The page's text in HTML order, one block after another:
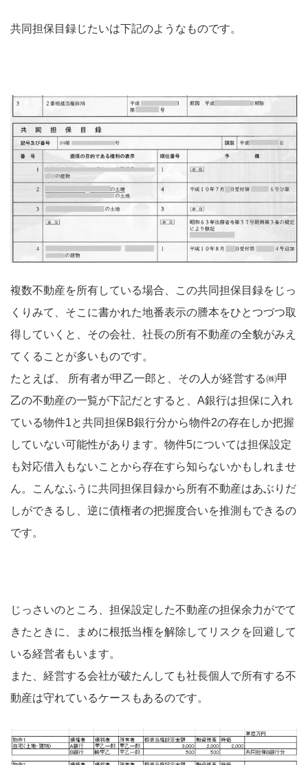
共同担保目録じたいは下記のようなものです。
複数不動産を所有している場合、この共同担保目録をじっ
くりみて、そこに書かれた地番表示の謄本をひとつづつ取
得していくと、その会社、社長の所有不動産の全貌がみえ
てくることが多いものです。
たとえば、 所有者が甲乙一郎と、その人が経営する㈱甲
乙の不動産の一覧が下記だとすると、A銀行は担保に入れ
ている物件1と共同担保B銀行分から物件2の存在しか把握
していない可能性があります。物件5については担保設定
も対応借入もないことから存在すら知らないかもしれませ
ん。こんなふうに共同担保目録から所有不動産はあぶりだ
しができるし、逆に債権者の把握度合いを推測もできるの
です。
じっさいのところ、担保設定した不動産の担保余力がでて
きたときに、まめに根抵当権を解除してリスクを回避して
いる経営者もいます。
また、経営する会社が破たんしても社長個人で所有する不
動産は守れているケースもあるのです。